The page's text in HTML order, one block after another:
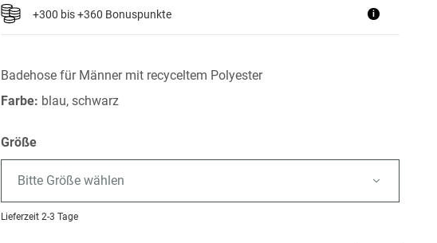
+300 bis +360 Bonuspunkte i
Badehose für Männer mit recyceltem Polyester
Farbe: blau, schwarz
Größe
Bitte Größe wählen
Lieferzeit 2-3 Tage